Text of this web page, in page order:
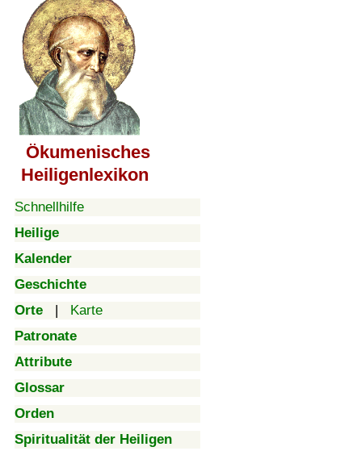
Ökumenisches
Heiligenlexikon
Schnellhilfe
Heilige
Kalender
Geschichte
Orte | Karte
Patronate
Attribute
Glossar
Orden
Spiritualität der Heiligen